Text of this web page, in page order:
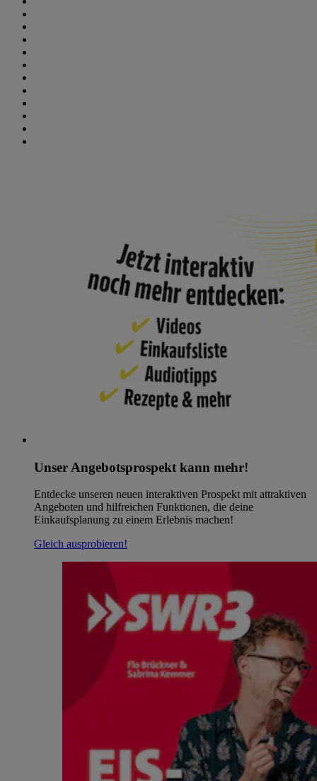
Unser Angebotsprospekt kann mehr!
Entdecke unseren neuen interaktiven Prospekt mit attraktiven
Angeboten und hilfreichen Funktionen, die deine
Einkaufsplanung zu einem Erlebnis machen!
Gleich ausprobieren!